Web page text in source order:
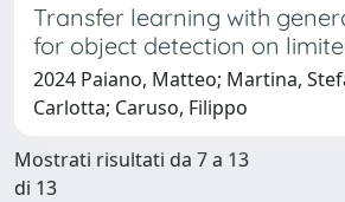
Transfer learning with
for object detection on
2024 Paiano, Matteo; Martina,
Carlotta; Caruso, Filippo
Mostrati risultati da 7 a 13
di 13